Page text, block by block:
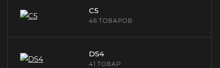
C5
46 ТОВАРОВ
DS4
41 ТОВАР